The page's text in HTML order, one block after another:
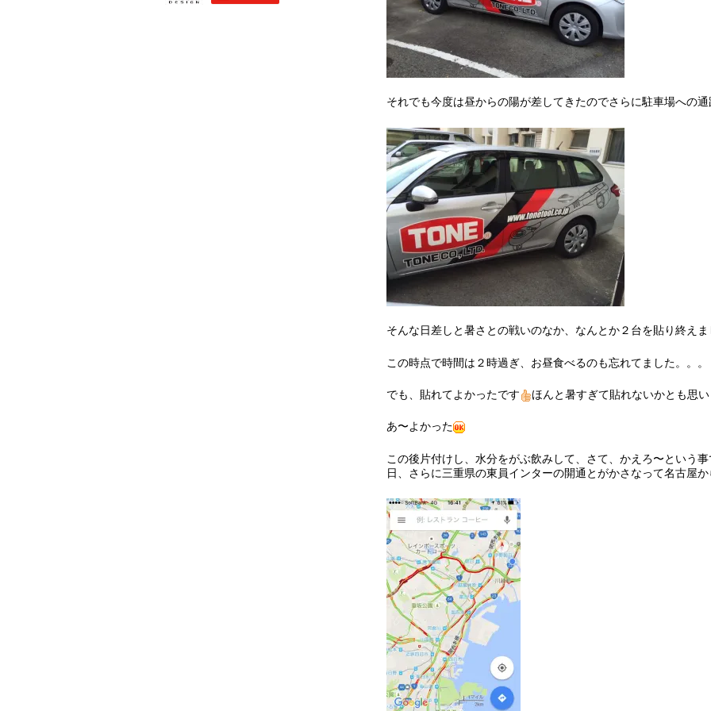
それでも今度は昼からの陽が差してきたのでさらに駐車場への通
そんな日差しと暑さとの戦いのなか、なんとか２台を貼り終えま
この時点で時間は２時過ぎ、お昼食べるのも忘れてました。。。
でも、貼れてよかったです ほんと暑すぎて貼れないかとも思
あ〜よかった
この後片付けし、水分をがぶ飲みして、さて、かえろ〜という
日、さらに三重県の東員インターの開通とがかさなって名古屋